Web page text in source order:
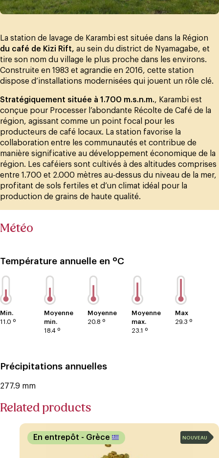
La station de lavage de Karambi est située dans la Région
du café de Kizi Rift, au sein du district de Nyamagabe, et
tire son nom du village le plus proche dans les environs.
Construite en 1983 et agrandie en 2016, cette station
dispose d’installations modernisées qui jouent un rôle clé.
Stratégiquement située à 1.700 m.s.n.m., Karambi est
conçue pour Processer l’abondante Récolte de Café de la
région, agissant comme un point focal pour les
producteurs de café locaux. La station favorise la
collaboration entre les communautés et contribue de
manière significative au développement économique de la
région. Les caféiers sont cultivés à des altitudes comprises
entre 1.700 et 2.000 mètres au-dessus du niveau de la mer,
profitant de sols fertiles et d’un climat idéal pour la
production de grains de haute qualité.
Météo
Température annuelle en ºC
Min.
11.0 º
Moyenne
min.
18.4 º
Moyenne
20.8 º
Moyenne
max.
23.1 º
Max
29.3 º
Précipitations annuelles
277.9 mm
Related products
En entrepôt - Grèce NOUVEAU